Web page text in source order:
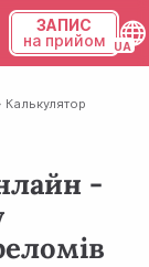
ЗАПИС
на прийом
Калькулятор
-